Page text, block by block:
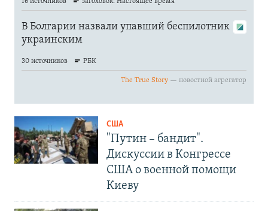
США
"Путин – бандит".
Дискуссии в Конгрессе
США о военной помощи
Киеву